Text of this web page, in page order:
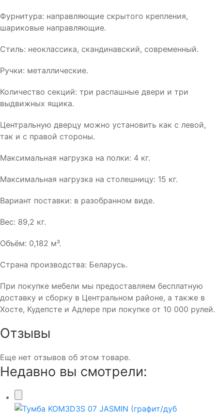
Фурнитура: направляющие скрытого крепления,
шариковые направляющие.
Стиль: неоклассика, скандинавский, современный.
Ручки: металлические.
Количество секций: три распашные двери и три
выдвижных ящика.
Центральную дверцу можно установить как с левой,
так и с правой стороны.
Максимальная нагрузка на полки: 4 кг.
Максимальная нагрузка на столешницу: 15 кг.
Вариант поставки: в разобранном виде.
Вес: 89,2 кг.
Объём: 0,182 м³.
Страна производства: Беларусь.
При покупке мебели мы предоставляем бесплатную
доставку и сборку в Центральном районе, а также в
Хосте, Кудепсте и Адлере при покупке от 10 000 рулей.
Отзывы
Еще нет отзывов об этом товаре.
Недавно вы смотрели: